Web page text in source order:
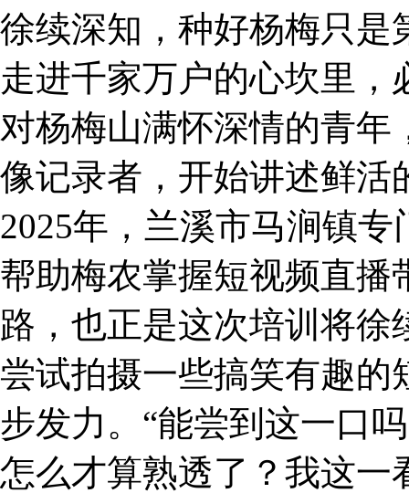
徐续深知，种好杨梅只是
走进千家万户的心坎里
对杨梅山满怀深情的青
像记录者，开始讲述鲜活
2025年，兰溪市马涧镇
帮助梅农掌握短视频直播
路，也正是这次培训将徐
尝试拍摄一些搞笑有趣的
步发力。“能尝到这一口
怎么才算熟透了？我这一